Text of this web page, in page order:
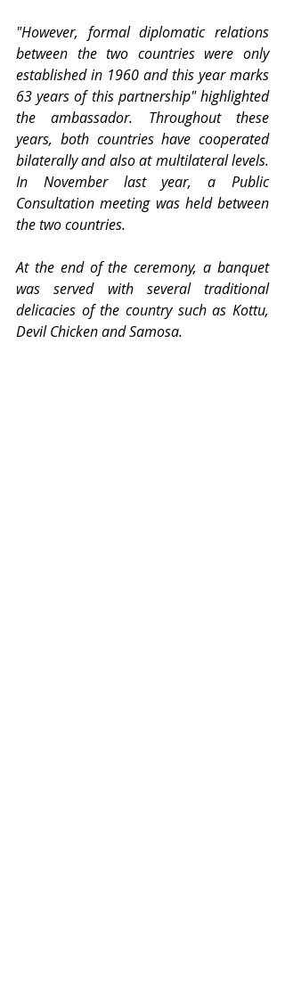
"However, formal diplomatic relations
between the two countries were only
established in 1960 and this year marks
63 years of this partnership" highlighted
the ambassador. Throughout these
years, both countries have cooperated
bilaterally and also at multilateral levels.
In November last year, a Public
Consultation meeting was held between
the two countries.
At the end of the ceremony, a banquet
was served with several traditional
delicacies of the country such as Kottu,
Devil Chicken and Samosa.